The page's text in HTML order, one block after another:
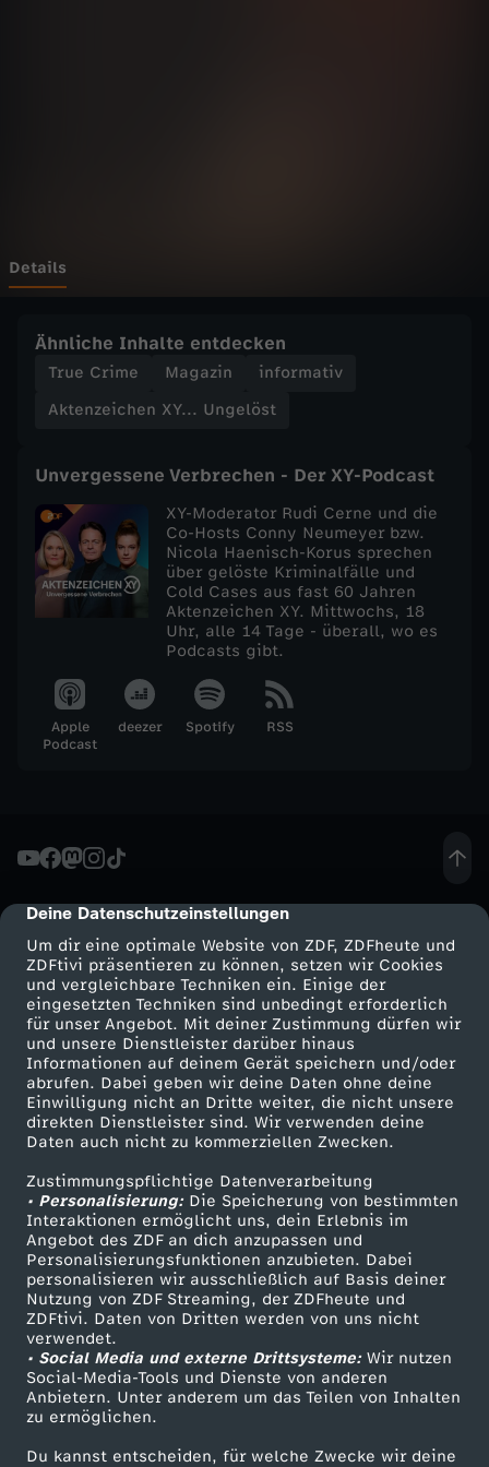
cmp-dialog-description
Deine Datenschutzeinstellungen
Um dir eine optimale Website von ZDF, ZDFheute und
ZDFtivi präsentieren zu können, setzen wir Cookies
und vergleichbare Techniken ein. Einige der
eingesetzten Techniken sind unbedingt erforderlich
für unser Angebot. Mit deiner Zustimmung dürfen wir
und unsere Dienstleister darüber hinaus
Informationen auf deinem Gerät speichern und/oder
abrufen. Dabei geben wir deine Daten ohne deine
Einwilligung nicht an Dritte weiter, die nicht unsere
direkten Dienstleister sind. Wir verwenden deine
Daten auch nicht zu kommerziellen Zwecken.
Zustimmungspflichtige Datenverarbeitung
• Personalisierung:Die Speicherung von bestimmten
Interaktionen ermöglicht uns, dein Erlebnis im
Angebot des ZDF an dich anzupassen und
Personalisierungsfunktionen anzubieten. Dabei
personalisieren wir ausschließlich auf Basis deiner
Nutzung von ZDF Streaming, der ZDFheute und
ZDFtivi. Daten von Dritten werden von uns nicht
verwendet.
• Social Media und externe Drittsysteme:Wir nutzen
Social-Media-Tools und Dienste von anderen
Anbietern. Unter anderem um das Teilen von Inhalten
zu ermöglichen.
Du kannst entscheiden, für welche Zwecke wir deine
X
.
.
U
n
e
l
s
t
-
D
e
r
X
Y
-
S
p
r
Details
Ähnliche Inhalte entdecken
True Crime Magazin
informativ
Aktenzeichen XY... Ungelöst
Unvergessene Verbrechen - Der XY-Podcast
XY-Moderator Rudi Cerne und die
Co-Hosts Conny Neumeyer bzw.
Nicola Haenisch-Korus sprechen
über gelöste Kriminalfälle und
Cold Cases aus fast 60 Jahren
Aktenzeichen XY. Mittwochs, 18
Uhr, alle 14 Tage - überall, wo es
Podcasts gibt.
Apple
Podcast
deezer Spotify RSS
Mehr ZDF
ZDF-Apps
Smart TV
ZDFtext
Livestreams
Sendungen A-Z
TV-Programm
Service
ZDFmitreden
Kontakt zum ZDF
Tickets
Zuschauerservice
Hilfe
ZDF Unternehmen
Karriere